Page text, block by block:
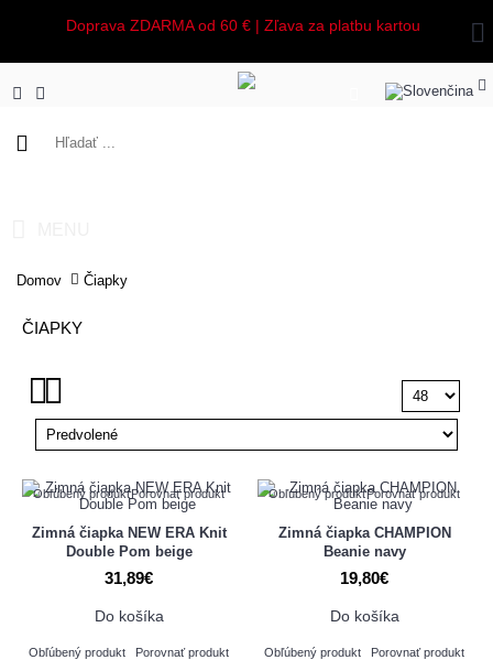
Doprava ZDARMA od 60 € | Zľava za platbu kartou
Domov Čiapky
ČIAPKY
Obľúbený produktPorovnať produkt
Zimná čiapka NEW ERA Knit
Double Pom beige
31,89€
Do košíka
Obľúbený produkt Porovnať produkt
Obľúbený produktPorovnať produkt
Zimná čiapka CHAMPION
Beanie navy
19,80€
Do košíka
Obľúbený produkt Porovnať produkt